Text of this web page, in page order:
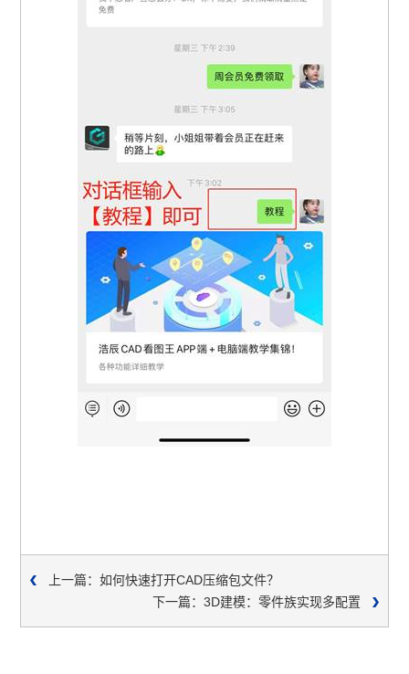
上一篇：如何快速打开CAD压缩包文件？
下一篇：3D建模：零件族实现多配置